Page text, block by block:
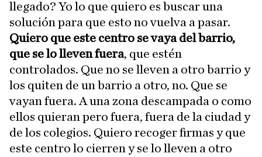
llegado? Yo lo que quiero es buscar una
solución para que esto no vuelva a pasar.
Quiero que este centro se vaya del barrio,
que se lo lleven fuera, que estén
controlados. Que no se lleven a otro barrio y
los quiten de un barrio a otro, no. Que se
vayan fuera. A una zona descampada o como
ellos quieran pero fuera, fuera de la ciudad y
de los colegios. Quiero recoger firmas y que
este centro lo cierren y se lo lleven a otro